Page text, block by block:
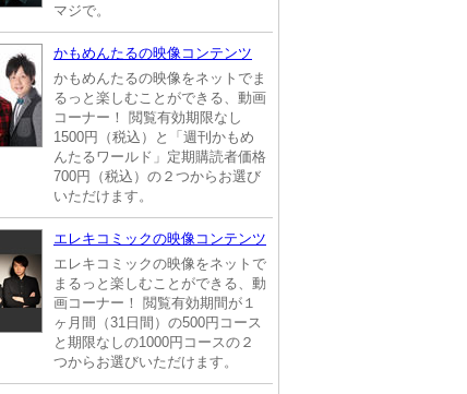
マジで。
かもめんたるの映像コンテンツ
かもめんたるの映像をネットでま
るっと楽しむことができる、動画
コーナー！ 閲覧有効期限なし
1500円（税込）と「週刊かもめ
んたるワールド」定期購読者価格
700円（税込）の２つからお選び
いただけます。
エレキコミックの映像コンテンツ
エレキコミックの映像をネットで
まるっと楽しむことができる、動
画コーナー！ 閲覧有効期間が１
ヶ月間（31日間）の500円コース
と期限なしの1000円コースの２
つからお選びいただけます。